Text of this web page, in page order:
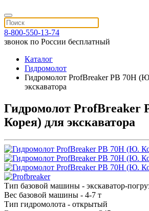
8-800-550-13-74
звонок по России бесплатный
Каталог
Гидромолот
Гидромолот ProfBreaker PB 70H
экскаватора
Гидромолот ProfBreaker
Корея) для экскаватора
Тип базовой машины - экскаватор-
Вес базовой машины - 4-7 т
Тип гидромолота - открытый